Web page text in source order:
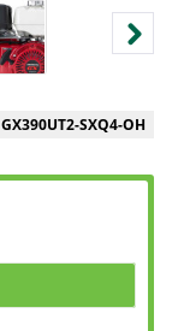
GX390UT2-SXQ4-OH